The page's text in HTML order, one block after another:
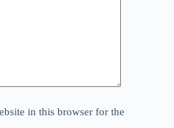
in this browser for the